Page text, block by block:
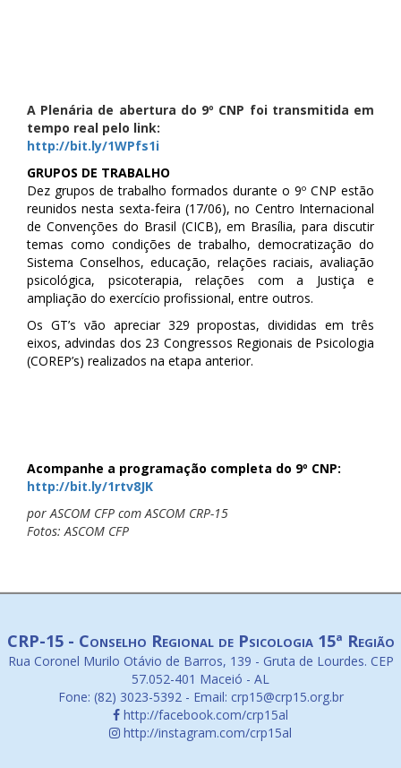
A Plenária de abertura do 9º CNP foi transmitida em
tempo real pelo link:
http://bit.ly/1WPfs1i
GRUPOS DE TRABALHO
Dez grupos de trabalho formados durante o 9º CNP estão
reunidos nesta sexta-feira (17/06), no Centro Internacional
de Convenções do Brasil (CICB), em Brasília, para discutir
temas como condições de trabalho, democratização do
Sistema Conselhos, educação, relações raciais, avaliação
psicológica, psicoterapia, relações com a Justiça e
ampliação do exercício profissional, entre outros.
Os GT’s vão apreciar 329 propostas, divididas em três
eixos, advindas dos 23 Congressos Regionais de Psicologia
(COREP’s) realizados na etapa anterior.
Acompanhe a programação completa do 9º CNP:
http://bit.ly/1rtv8JK
por ASCOM CFP com ASCOM CRP-15
Fotos: ASCOM CFP
CRP-15 - Conselho Regional de Psicologia 15ª Região
Rua Coronel Murilo Otávio de Barros, 139 - Gruta de Lourdes. CEP
57.052-401 Maceió - AL
Fone: (82) 3023-5392 - Email: crp15@crp15.org.br
http://facebook.com/crp15al
http://instagram.com/crp15al